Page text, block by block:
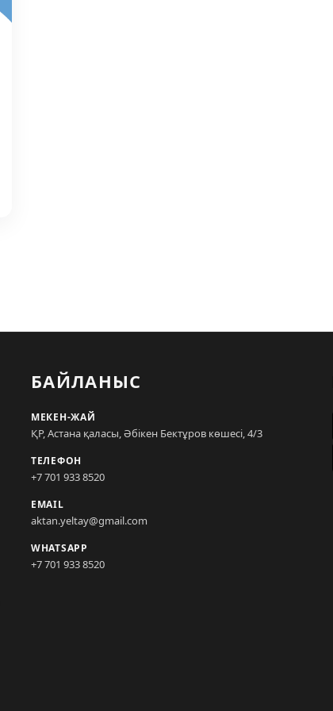
БАЙЛАНЫС
МЕКЕН-ЖАЙ
ҚР, Астана қаласы, Әбікен Бектұров көшесі, 4/3
ТЕЛЕФОН
+7 701 933 8520
EMAIL
aktan.yeltay@gmail.com
WHATSAPP
+7 701 933 8520